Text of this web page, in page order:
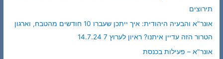
תירוצים
אונר"א והבעיה היהודית: איך ייתכן שעברו 10 חודשים מהטבח, וארגון
הטרור הזה עדיין איתנו? ראיון לערוץ 7 14.7.24
אונר"א – פעילות בכנסת